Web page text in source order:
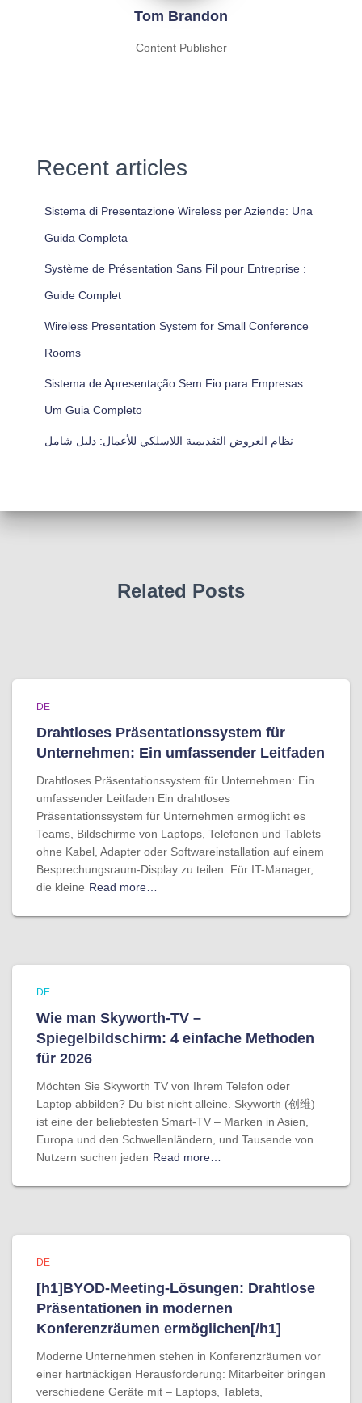
Tom Brandon
Content Publisher
Recent articles
Sistema di Presentazione Wireless per Aziende: Una
Guida Completa
Système de Présentation Sans Fil pour Entreprise :
Guide Complet
Wireless Presentation System for Small Conference
Rooms
Sistema de Apresentação Sem Fio para Empresas:
Um Guia Completo
نظام العروض التقديمية اللاسلكي للأعمال: دليل شامل
Related Posts
DE
Drahtloses Präsentationssystem für
Unternehmen: Ein umfassender Leitfaden
Drahtloses Präsentationssystem für Unternehmen: Ein
umfassender Leitfaden Ein drahtloses
Präsentationssystem für Unternehmen ermöglicht es
Teams, Bildschirme von Laptops, Telefonen und Tablets
ohne Kabel, Adapter oder Softwareinstallation auf einem
Besprechungsraum-Display zu teilen. Für IT-Manager,
die kleine Read more…
DE
Wie man Skyworth-TV –
Spiegelbildschirm: 4 einfache Methoden
für 2026
Möchten Sie Skyworth TV von Ihrem Telefon oder
Laptop abbilden? Du bist nicht alleine. Skyworth (创维)
ist eine der beliebtesten Smart-TV – Marken in Asien,
Europa und den Schwellenländern, und Tausende von
Nutzern suchen jeden Read more…
DE
[h1]BYOD-Meeting-Lösungen: Drahtlose
Präsentationen in modernen
Konferenzräumen ermöglichen[/h1]
Moderne Unternehmen stehen in Konferenzräumen vor
einer hartnäckigen Herausforderung: Mitarbeiter bringen
verschiedene Geräte mit – Laptops, Tablets,